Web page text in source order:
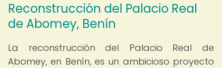
Reconstrucción del Palacio Real
de Abomey, Benín
La reconstrucción del Palacio Real de
Abomey, en Benín, es un ambicioso proyecto